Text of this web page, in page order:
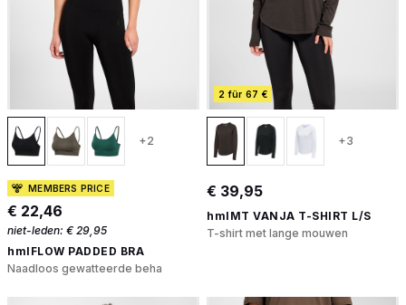
+2
MEMBERS PRICE
€ 22,46
niet-leden: € 29,95
hmlFLOW PADDED BRA
Naadloos gewatteerde beha
2 für 67 €
+3
€ 39,95
hmlMT VANJA T-SHIRT L/S
T-shirt met lange mouwen